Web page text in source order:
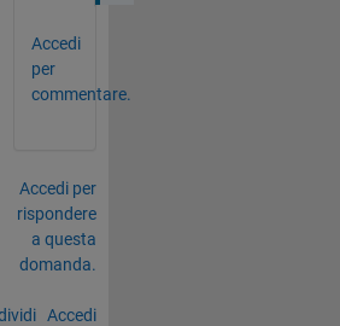
Accedi
per
commentare.
Accedi per
rispondere
a questa
domanda.
Accedi